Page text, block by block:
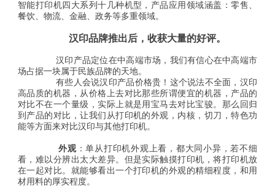
智能打印机四大系列十几种机型，产品应用领域涵盖：零售、
餐饮、物流、金融、政务等多重领域。
汉印品牌推出后，收获大量的好评。
汉印产品定位在中高端市场，我们有信心在中高端市
场占据一块属于民族品牌的天地。
有些人会说汉印产品价格贵！这个说法不全面，汉印
高品质的机器，从价格上去对比那些所谓便宜的机器，产品的
对比不在一个量级，实际上就是用宝马去对比宝骏。那么回归
到产品的对比，让我们从打印机的外观，内核，切刀，特色功
能等方面来对比汉印与其他打印机。
外观：单从打印机外观上看，都大同小异，若不细
看，难以分辨出太大差异。但是实际触摸打印机，将打印机放
在一起对比。就能够看出一个打印机的外观的精细程度，和用
材用料的厚实程度。